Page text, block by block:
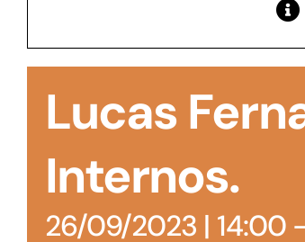
manutenção de estoques e despesas
Lucas
Internos.
26/09/2023 | 14:00